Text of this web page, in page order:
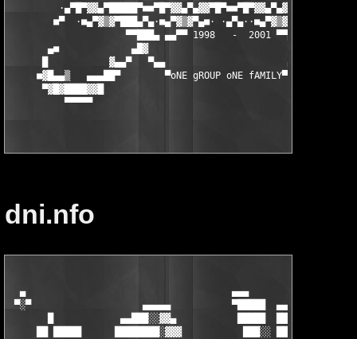
■▀  ·■▄▀▓▒▓▀███▄▀▄·■▄▀▓▒▓▀▄■·
                     ▀▀███▄ ▄▄▀▀ 1998   -  2001 ▀▀▄▄ ▄██▀▀▀
▄■             ▄█▓                            ▄█▓
█           ▓▄▄▀   ▀▄▄                      ▄▀▀   ▀▄▄▓
■▓█▄▄▒   ▄▄▄██▀        ▀oNE gROUP oNE fAMILY▀
▀▓█▓████▓▓█
dni.nfo
▄
▀░▀                    ▄▄▄▄▄           ▀█████  ▄▄▄▄▄
█            ▄▄███░░▓▓▄           █████  ██░░░
██ █████      ████████░▓▓▓           ███░░